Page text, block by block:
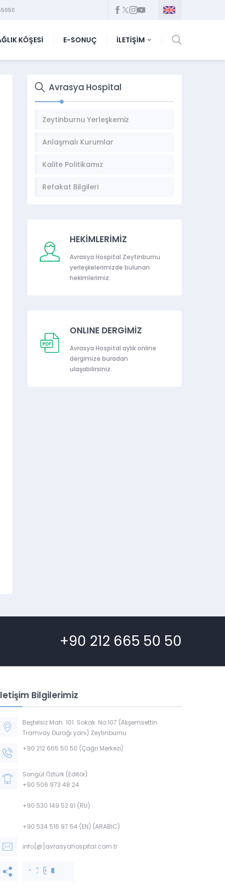
KÖŞESİ E-SONUÇ İLETİŞİM
Avrasya Hospital
Zeytinburnu Yerleşkemiz
Anlaşmalı Kurumlar
Kalite Politikamız
Refakat Bilgileri
HEKİMLERİMİZ
Avrasya Hospital Zeytinburnu
yerleşkelerimizde bulunan
hekimlerimiz.
ONLINE DERGİMİZ
Avrasya Hospital aylık online
dergimize buradan
ulaşabilirsiniz.
+90 212 665 50 50
Bilgilerimiz
Beştelsiz Mah. 101. Sokak. No:107 (Akşemsettin
Tramvay Durağı yanı) Zeytinburnu
+90 212 665 50 50 (Çağrı Merkezi)
Songül Öztürk (Editör)
+90 506 973 48 24
+90 530 149 52 91 (RU)
+90 534 516 97 54 (EN) (ARABİC)
info[@]avrasyahospital.com.tr